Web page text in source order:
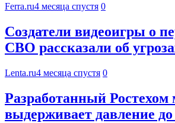
Ferra.ru4 месяца спустя 0
Создатели видеоигры о
СВО рассказали об
Lenta.ru4 месяца спустя 0
Разработанный
выдерживает давление